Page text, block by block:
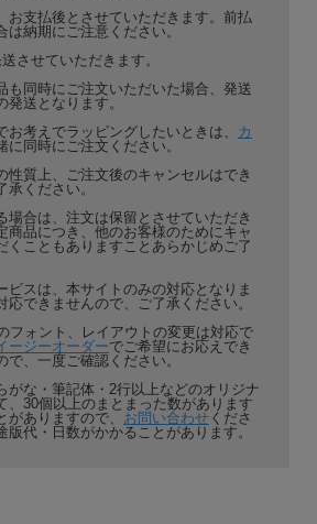
お支払後とさせていただきます。前払
は納期にご注意ください。
させていただきます。
も同時にご注文いただいた場合、発送
発送となります。
考えでラッピングしたいときは、
カ
に同時にご注文ください。
質上、ご注文後のキャンセルはでき
承ください。
合は、注文は保留とさせていただき
商品につき、他のお客様のためにキャ
くこともありますことあらかじめご了
スは、本サイトのみの対応となりま
応できませんので、ご了承ください。
フォント、レイアウトの変更は対応で
ージーオーダーでご希望にお応えでき
で、一度ご確認ください。
がな・筆記体・2行以上などのオリジナ
、30個以上のまとまった数があります
がありますので、 お問い合わせ くださ
版代・日数がかかることがあります。